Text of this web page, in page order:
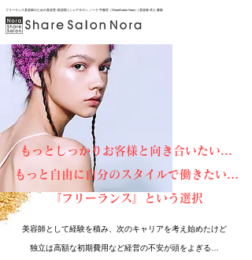
フリーランス美容師のための美容室 /美容院 | シェアサロン ノーラ 宇都宮（ShareSalon Nora）| 美容師 求人 募集
もっとしっかりお客様と向き合いたい…
もっと自由に自分のスタイルで働きたい…
『​フリーランス』という選択
美容師として経験を積み、次のキャリアを考え始めたけど
独立は高額な初期費用など経営の不安が頭をよぎる…